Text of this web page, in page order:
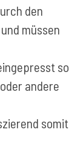
den
müssen
so
andere
somit